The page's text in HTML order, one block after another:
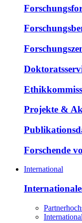
Projekte &
Forschende
International